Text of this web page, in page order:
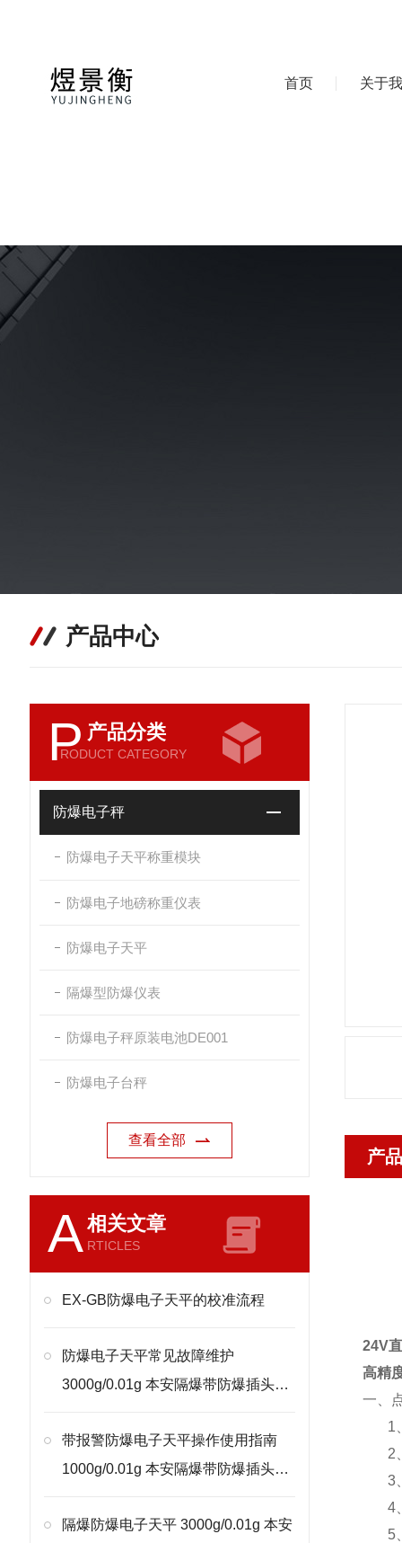
首页 关于
产品中心
P 产品分类
RODUCT CATEGORY
防爆电子秤
防爆电子天平称重模块
防爆电子地磅称重仪表
防爆电子天平
隔爆型防爆仪表
防爆电子秤原装电池DE001
防爆电子台秤
查看全部
A相关文章
RTICLES
EX-GB防爆电子天平的校准流程
防爆电子天平常见故障维护
3000g/0.01g 本安隔爆带防爆插头处
带报警防爆电子天平操作使用指南
1000g/0.01g 本安隔爆带防爆插头校
隔爆防爆电子天平 3000g/0.01g 本安
产
24V
高精
一、
1
2
3
4
5